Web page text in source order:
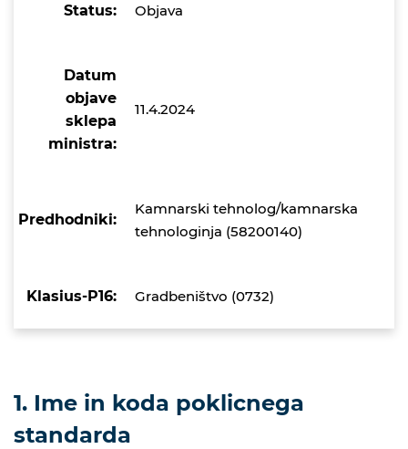
Status: Objava
Datum
objave
sklepa
ministra:
11.4.2024
Predhodniki:
Kamnarski tehnolog/kamnarska
tehnologinja (58200140)
Klasius-P16: Gradbeništvo (0732)
1. Ime in koda poklicnega
standarda